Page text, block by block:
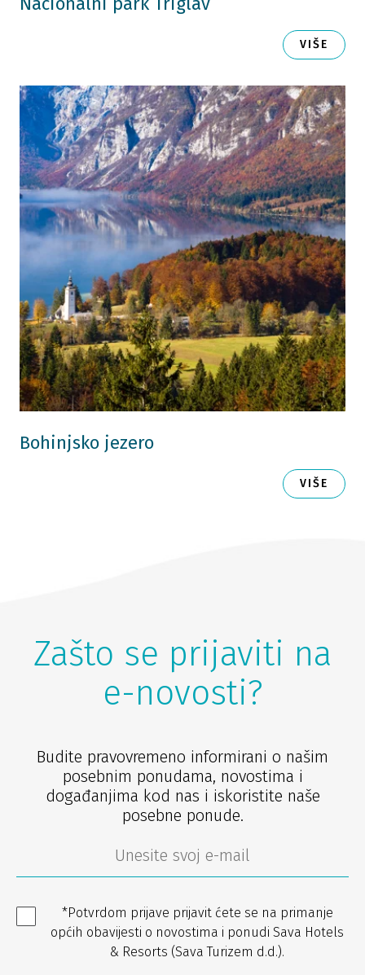
VIŠE
Bohinjsko jezero
VIŠE
Zašto se prijaviti na
e-novosti?
Budite pravovremeno informirani o našim
posebnim ponudama, novostima i
događanjima kod nas i iskoristite naše
posebne ponude.
*Potvrdom prijave prijavit ćete se na primanje
općih obavijesti o novostima i ponudi Sava Hotels
& Resorts (Sava Turizem d.d.).